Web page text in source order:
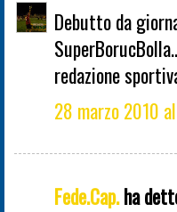
Debutto da
redazione
28 marzo 2010
Fede.Cap.ha